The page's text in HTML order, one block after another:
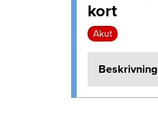
kort
Akut
Beskrivning